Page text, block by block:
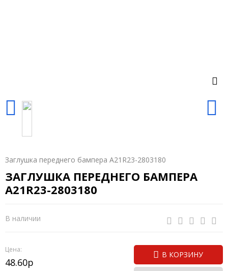
Заглушка переднего бампера A21R23-2803180
ЗАГЛУШКА ПЕРЕДНЕГО БАМПЕРА
A21R23-2803180
В наличии
Цена:
48.60р
В КОРЗИНУ